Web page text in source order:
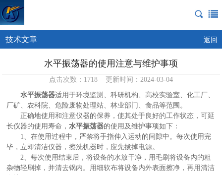
技术文章 返回
水平振荡器的使用注意与维护事项
点击次数：1718 更新时间：2024-03-04
水平振荡器适用于环境监测、科研机构、高校实验室、化工厂、
厂矿、农科院、危险废物处理站、林业部门、食品等范围。
正确地使用和注意仪器的保养，使其处于良好的工作状态，可延
长仪器的使用寿命，水平振荡器的使用及维护事项如下：
1、在使用过程中，严禁将手指伸入运动的间隙中。每次使用完
毕，立即清洁仪器，擦洗机器时，应先拔掉电源。
2、每次使用结束后，将设备的水放干净，用毛刷将设备内的粗
杂物轻刷掉，并清去锅内。用细软布将设备内外表面擦净，再用清洁